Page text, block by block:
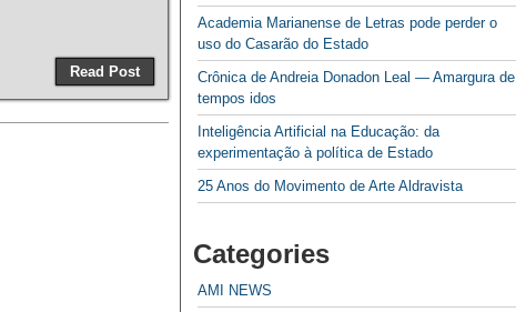
Read Post
Academia Marianense de Letras pode perder o
uso do Casarão do Estado
Crônica de Andreia Donadon Leal — Amargura de
tempos idos
Inteligência Artificial na Educação: da
experimentação à política de Estado
25 Anos do Movimento de Arte Aldravista
Categories
AMI NEWS